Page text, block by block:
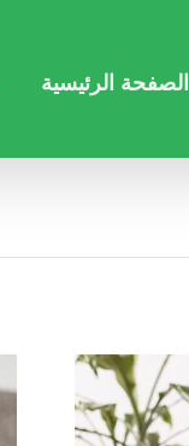
الصفحة الرئيسية